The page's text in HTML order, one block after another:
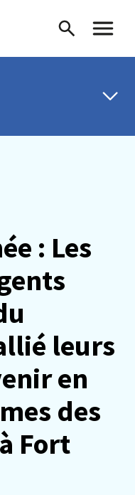
Recherche
Menu
: Les
leurs
en
des
Fort